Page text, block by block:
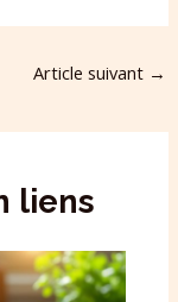
Article suivant →
liens